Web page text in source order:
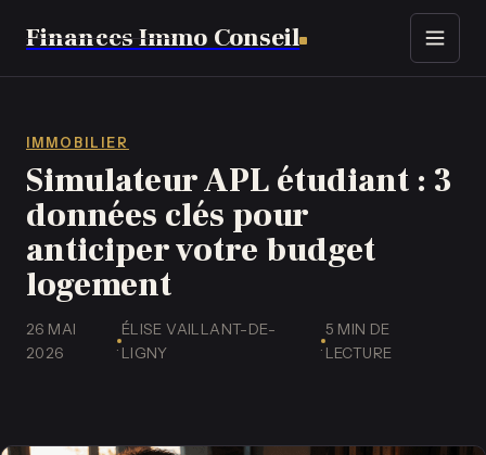
Finances Immo Conseil
Immobilier
Finance
Assurance
Business
Emploi
IMMOBILIER
Simulateur APL étudiant : 3
données clés pour
anticiper votre budget
logement
26 MAI
2026
·
ÉLISE VAILLANT-DE-
LIGNY
·
5 MIN DE
LECTURE